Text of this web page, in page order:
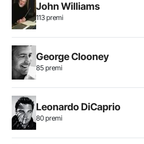
John Williams
113 premi
George Clooney
85 premi
Leonardo DiCaprio
80 premi